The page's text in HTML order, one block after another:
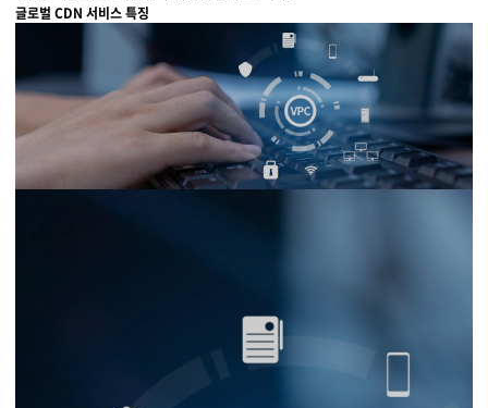
회사정보
회사소개
투자정보
지원
고객 지원
글로벌 CDN 서비스 특징